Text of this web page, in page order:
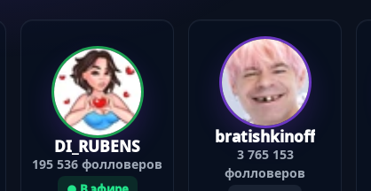
DI_RUBENS
195 536 фолловеров
bratishkinoff
3 765 153
фолловеров